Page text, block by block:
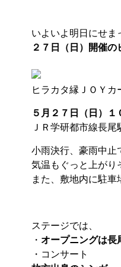
いよいよ明日にせま
２７日（日）開催
ヒラカタ縁ＪＯＹ
５月２７日（日）１
ＪＲ学研都市線長
小雨決行、豪雨中止
気温もぐっと上がり
また、敷地内に駐
ステージでは、
・ オープニングは
・コンサート